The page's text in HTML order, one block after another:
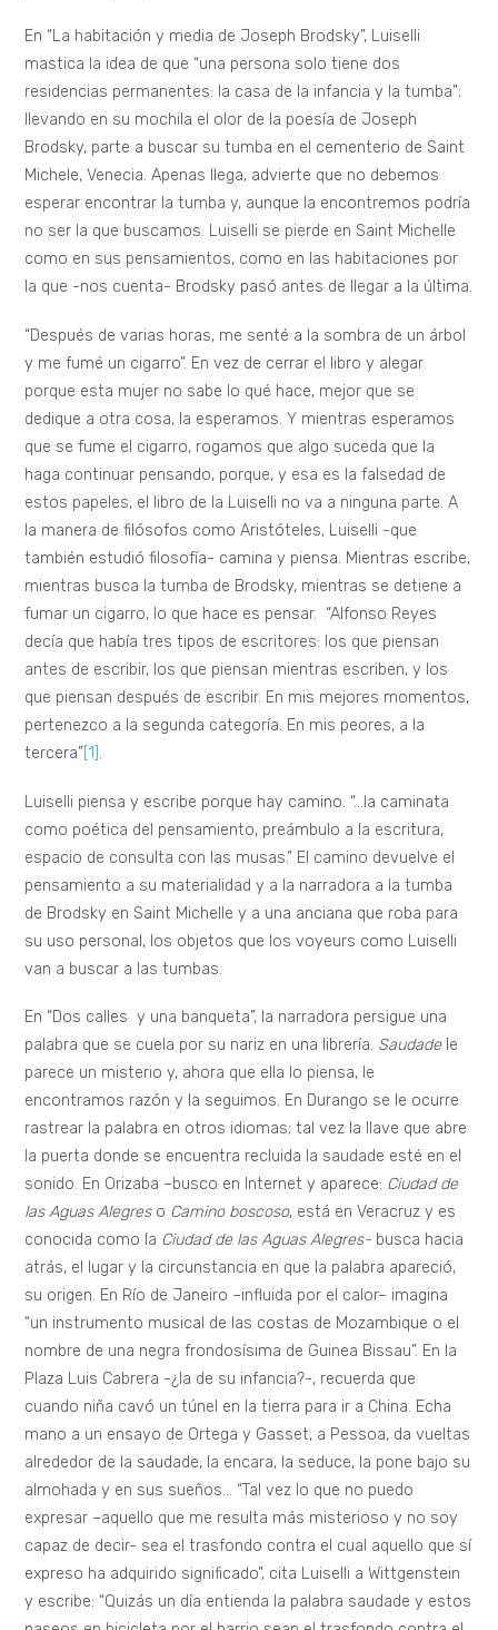
En “La habitación y media de Joseph Brodsky”, Luiselli
mastica la idea de que “una persona solo tiene dos
residencias permanentes: la casa de la infancia y la tumba”;
llevando en su mochila el olor de la poesía de Joseph
Brodsky, parte a buscar su tumba en el cementerio de Saint
Michele, Venecia. Apenas llega, advierte que no debemos
esperar encontrar la tumba y, aunque la encontremos podría
no ser la que buscamos. Luiselli se pierde en Saint Michelle
como en sus pensamientos, como en las habitaciones por
la que -nos cuenta- Brodsky pasó antes de llegar a la última.
“Después de varias horas, me senté a la sombra de un árbol
y me fumé un cigarro”. En vez de cerrar el libro y alegar
porque esta mujer no sabe lo qué hace, mejor que se
dedique a otra cosa, la esperamos. Y mientras esperamos
que se fume el cigarro, rogamos que algo suceda que la
haga continuar pensando, porque, y esa es la falsedad de
estos papeles, el libro de la Luiselli no va a ninguna parte. A
la manera de filósofos como Aristóteles, Luiselli -que
también estudió filosofía- camina y piensa. Mientras escribe,
mientras busca la tumba de Brodsky, mientras se detiene a
fumar un cigarro, lo que hace es pensar. “Alfonso Reyes
decía que había tres tipos de escritores: los que piensan
antes de escribir, los que piensan mientras escriben, y los
que piensan después de escribir. En mis mejores momentos,
pertenezco a la segunda categoría. En mis peores, a la
tercera” [1] .
Luiselli piensa y escribe porque hay camino. “…la caminata
como poética del pensamiento, preámbulo a la escritura,
espacio de consulta con las musas.” El camino devuelve el
pensamiento a su materialidad y a la narradora a la tumba
de Brodsky en Saint Michelle y a una anciana que roba para
su uso personal, los objetos que los voyeurs como Luiselli
van a buscar a las tumbas.
En “Dos calles y una banqueta”, la narradora persigue una
palabra que se cuela por su nariz en una librería. Saudadele
parece un misterio y, ahora que ella lo piensa, le
encontramos razón y la seguimos. En Durango se le ocurre
rastrear la palabra en otros idiomas; tal vez la llave que abre
la puerta donde se encuentra recluida la saudade esté en el
sonido. En Orizaba –busco en Internet y aparece: Ciudad de
las Aguas Alegreso Camino boscoso, está en Veracruz y es
conocida como la Ciudad de las Aguas Alegres- busca hacia
atrás, el lugar y la circunstancia en que la palabra apareció,
su origen. En Río de Janeiro –influida por el calor– imagina
“un instrumento musical de las costas de Mozambique o el
nombre de una negra frondosísima de Guinea Bissau”. En la
Plaza Luis Cabrera -¿la de su infancia?-, recuerda que
cuando niña cavó un túnel en la tierra para ir a China. Echa
mano a un ensayo de Ortega y Gasset, a Pessoa, da vueltas
alrededor de la saudade, la encara, la seduce, la pone bajo su
almohada y en sus sueños… “Tal vez lo que no puedo
expresar –aquello que me resulta más misterioso y no soy
capaz de decir- sea el trasfondo contra el cual aquello que sí
expreso ha adquirido significado”, cita Luiselli a Wittgenstein
y escribe: “Quizás un día entienda la palabra saudade y estos